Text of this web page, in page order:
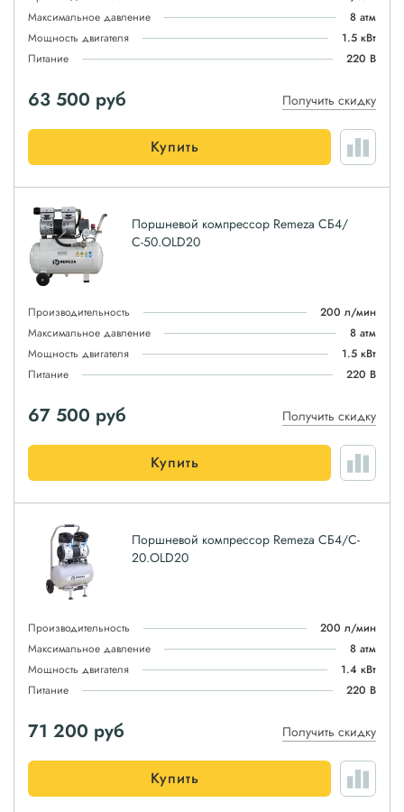
Максимальное давление
8 атм
Мощность двигателя
1.5 кВт
Питание
220 В
63 500 руб Получить скидку
Купить
Поршневой компрессор Remeza СБ4/
С-50.OLD20
Производительность
200 л/мин
Максимальное давление
8 атм
Мощность двигателя
1.5 кВт
Питание
220 В
67 500 руб Получить скидку
Купить
Поршневой компрессор Remeza СБ4/C-
20.OLD20
Производительность
200 л/мин
Максимальное давление
8 атм
Мощность двигателя
1.4 кВт
Питание
220 В
71 200 руб Получить скидку
Купить